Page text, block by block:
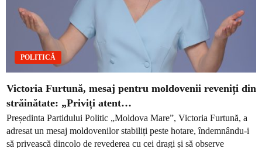
POLITICĂ
Victoria Furtună, mesaj pentru moldovenii reveniți din
străinătate: „Priviți atent…
Președinta Partidului Politic „Moldova Mare”, Victoria Furtună, a
adresat un mesaj moldovenilor stabiliți peste hotare, îndemnându-i
să privească dincolo de revederea cu cei dragi și să observe